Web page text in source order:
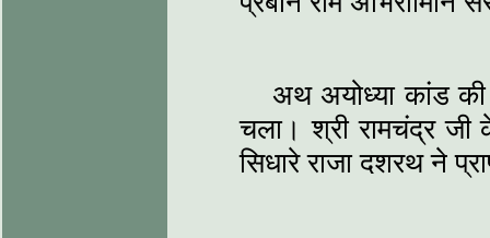
अथ अयोध्या कांड
चला। श्री रामचंद्र
सिधारे राजा दशरथ ने